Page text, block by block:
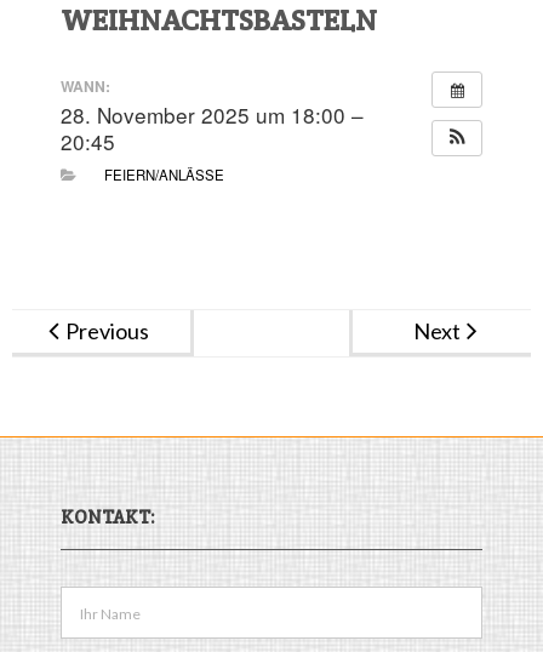
Mitgliedschaft
Termine
Vereinsleben
WEIHNACHTSBASTELN
WANN:
28. November 2025 um 18:00 –
20:45
FEIERN/ANLÄSSE
Previous Next
KONTAKT: